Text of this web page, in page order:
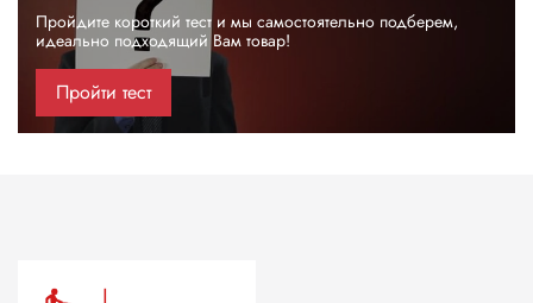
Пройдите короткий тест и мы самостоятельно подберем,
идеально подходящий Вам товар!
Пройти тест